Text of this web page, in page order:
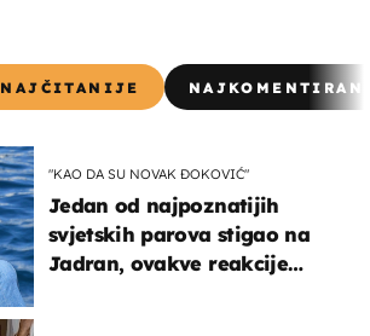
NAJČITANIJE
"KAO DA SU NOVAK ĐOKOVIĆ"
Jedan od najpoznatijih
svjetskih parova stigao na
Jadran, ovakve reakcije